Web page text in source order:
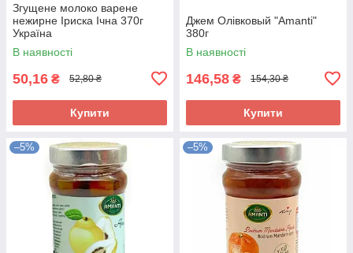
Згущене молоко варене
нежирне Іриска Ічна 370г
Україна
В наявності
50,16 ₴ 52,80 ₴
Купити
Джем Олівковый "Amanti"
380г
В наявності
146,58 ₴ 154,30 ₴
Купити
–5% –5%